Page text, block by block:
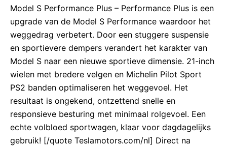
Model S Performance Plus – Performance Plus is een
upgrade van de Model S Performance waardoor het
weggedrag verbetert. Door een stuggere suspensie
en sportievere dempers verandert het karakter van
Model S naar een nieuwe sportieve dimensie. 21-inch
wielen met bredere velgen en Michelin Pilot Sport
PS2 banden optimaliseren het weggevoel. Het
resultaat is ongekend, ontzettend snelle en
responsieve besturing met minimaal rolgevoel. Een
echte volbloed sportwagen, klaar voor dagdagelijks
gebruik! [/quote Teslamotors.com/nl] Direct na